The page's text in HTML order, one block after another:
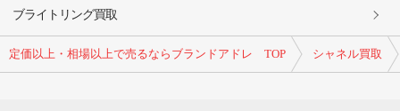
定価以上・相場以上で売るならブランドアドレ TOP シャネル買取
ブライトリング買取